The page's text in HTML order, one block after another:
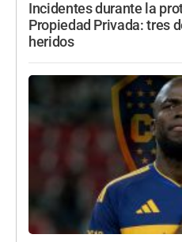
Incidentes durante la
Propiedad Privada: tres
heridos